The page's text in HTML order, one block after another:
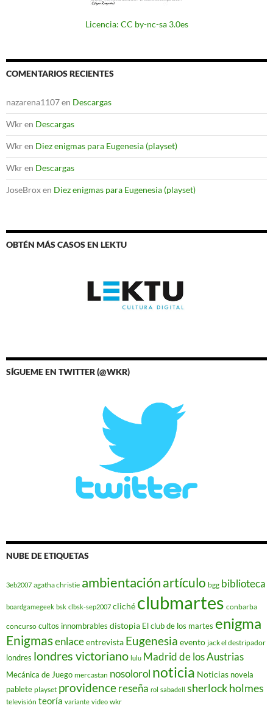
Licencia: CC by-nc-sa 3.0es
COMENTARIOS RECIENTES
nazarena1107en Descargas
Wkren Descargas
Wkren Diez enigmas para Eugenesia (playset)
Wkren Descargas
JoseBroxen Diez enigmas para Eugenesia (playset)
OBTÉN MÁS CASOS EN LEKTU
SÍGUEME EN TWITTER (@WKR)
NUBE DE ETIQUETAS
3eb2007 agatha christie ambientación artículo bgg biblioteca
boardgamegeek bsk clbsk-sep2007 cliché clubmartes conbarba
concurso cultos innombrables distopia El club de los martes enigma
Enigmasenlaceentrevista Eugenesia evento jack el destripador
londres londres victoriano lulu Madrid de los Austrias
Mecánica de Juego mercastan nosolorol noticia Noticias novela
pablete playset providencereseña rol sabadell sherlock holmes
televisión teoría variante video wkr